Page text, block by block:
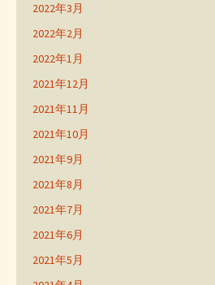
2022年3月
2022年2月
2022年1月
2021年12月
2021年11月
2021年10月
2021年9月
2021年8月
2021年7月
2021年6月
2021年5月